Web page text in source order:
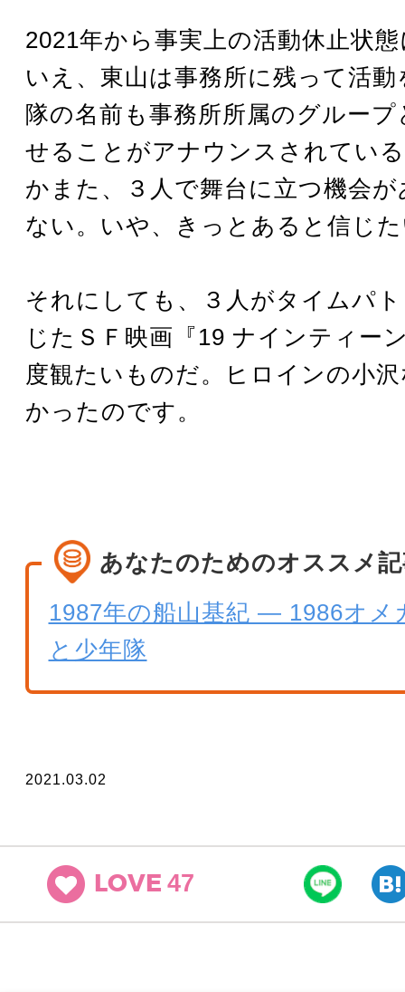
2021年から事実上の活動休止状
いえ、東山は事務所に残って活
隊の名前も事務所所属のグルー
せることがアナウンスされてい
かまた、３人で舞台に立つ機会
ない。いや、きっとあると信じ
それにしても、３人がタイムパ
じたＳＦ映画『19 ナインティー
度観たいものだ。ヒロインの小
かったのです。
あなたのためのオススメ
1987年の船山基紀 — 1986オメ
と少年隊
2021.03.02
LOVE 47